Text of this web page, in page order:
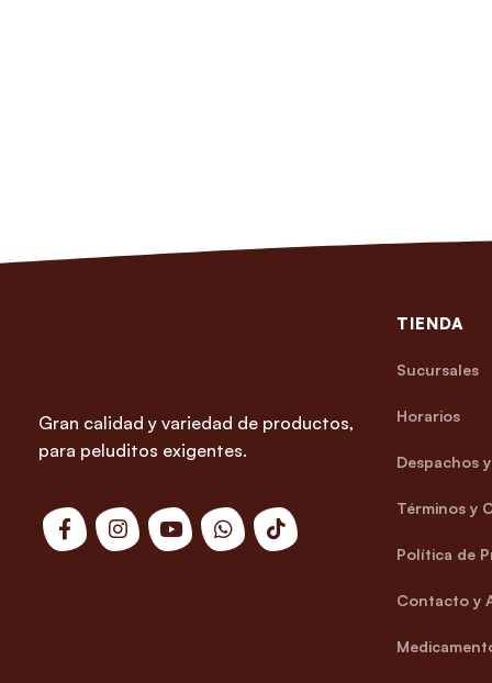
Gran calidad y variedad de productos,
para peluditos exigentes.
TIENDA
Sucursales
Horarios
Despachos
Términos y
Política de
Contacto y